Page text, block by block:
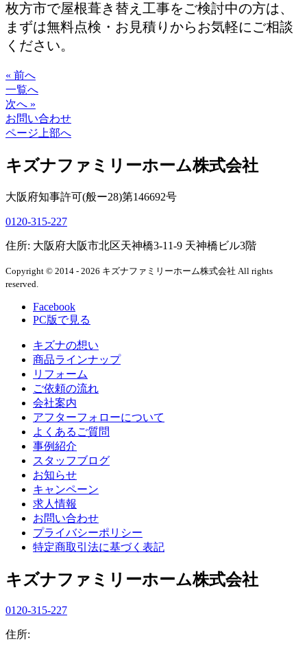
枚方市で屋根葺き替え工事をご検討中の方は、
まずは無料点検・お見積りからお気軽にご相談
ください。
« 前へ
一覧へ
次へ »
お問い合わせ
ページ上部へ
キズナファミリーホーム株式会社
大阪府知事許可(般ー28)第146692号
0120-315-227
住所: 大阪府大阪市北区天神橋3-11-9 天神橋ビル3階
Copyright © 2014 - 2026 キズナファミリーホーム株式会社 All rights
reserved.
Facebook
PC版で見る
キズナの想い
商品ラインナップ
リフォーム
ご依頼の流れ
会社案内
アフターフォローについて
よくあるご質問
事例紹介
スタッフブログ
お知らせ
キャンペーン
求人情報
お問い合わせ
プライバシーポリシー
特定商取引法に基づく表記
キズナファミリーホーム株式会社
0120-315-227
住所: